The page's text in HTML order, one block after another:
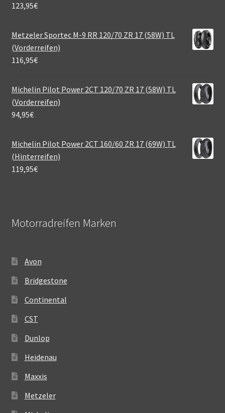
123,95€
Metzeler Sportec M-9 RR 120/70 ZR 17 (58W) TL
(Vorderreifen)
116,95€
Michelin Pilot Power 2CT 120/70 ZR 17 (58W) TL
(Vorderreifen)
94,95€
Michelin Pilot Power 2CT 160/60 ZR 17 (69W) TL
(Hinterreifen)
119,95€
Motorradreifen Marken
Avon
Bridgestone
Continental
CST
Dunlop
Heidenau
Maxxis
Metzeler